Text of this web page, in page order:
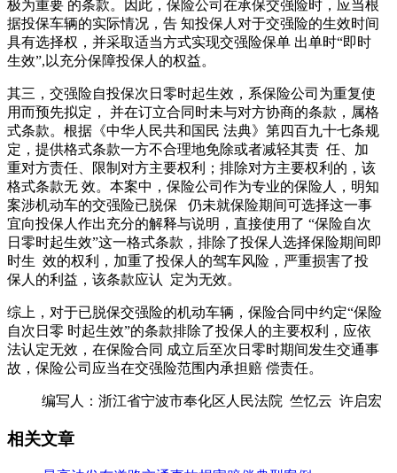
极为重要 的条款。因此，保险公司在承保交强险时，应当根
据投保车辆的实际情况，告 知投保人对于交强险的生效时间
具有选择权，并采取适当方式实现交强险保单 出单时“即时
生效”,以充分保障投保人的权益。
其三，交强险自投保次日零时起生效，系保险公司为重复使
用而预先拟定， 并在订立合同时未与对方协商的条款，属格
式条款。根据《中华人民共和国民 法典》第四百九十七条规
定，提供格式条款一方不合理地免除或者减轻其责 任、加
重对方责任、限制对方主要权利；排除对方主要权利的，该
格式条款无 效。本案中，保险公司作为专业的保险人，明知
案涉机动车的交强险已脱保 仍未就保险期间可选择这一事
宜向投保人作出充分的解释与说明，直接使用了 “保险自次
日零时起生效”这一格式条款，排除了投保人选择保险期间即
时生 效的权利，加重了投保人的驾车风险，严重损害了投
保人的利益，该条款应认 定为无效。
综上，对于已脱保交强险的机动车辆，保险合同中约定“保险
自次日零 时起生效”的条款排除了投保人的主要权利，应依
法认定无效，在保险合同 成立后至次日零时期间发生交通事
故，保险公司应当在交强险范围内承担赔 偿责任。
编写人：浙江省宁波市奉化区人民法院 竺忆云 许启宏
相关文章